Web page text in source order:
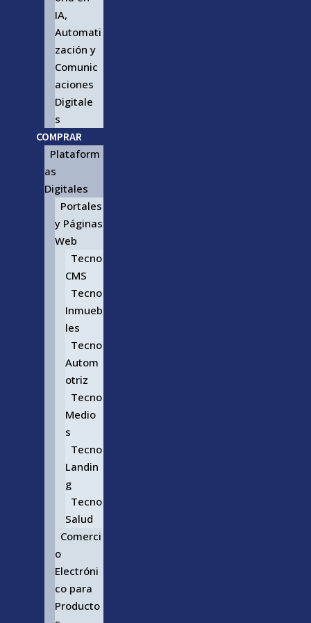
IA,
Automati
zación y
Comunic
aciones
Digitale
s
COMPRAR
Plataform
as
Digitales
Portales
y Páginas
Web
Tecno
CMS
Tecno
Inmueb
les
Tecno
Autom
otriz
Tecno
Medio
s
Tecno
Landin
g
Tecno
Salud
Comerci
o
Electróni
co para
Producto